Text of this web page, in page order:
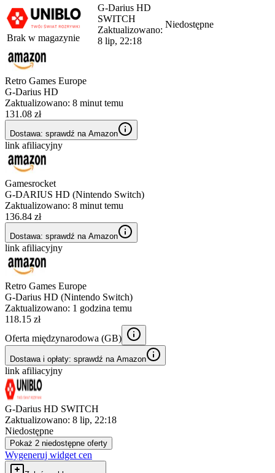
Brak w magazynie
G-Darius HD
SWITCH
Zaktualizowano:
8 lip, 22:18
Niedostępne
Retro Games Europe
G-Darius HD
Zaktualizowano: 8 minut temu
131.08 zł
Dostawa: sprawdź na Amazon
link afiliacyjny
Gamesrocket
G-DARIUS HD (Nintendo Switch)
Zaktualizowano: 8 minut temu
136.84 zł
Dostawa: sprawdź na Amazon
link afiliacyjny
Retro Games Europe
G-Darius HD (Nintendo Switch)
Zaktualizowano: 1 godzina temu
118.15 zł
Oferta międzynarodowa (GB)
Dostawa i opłaty: sprawdź na Amazon
link afiliacyjny
G-Darius HD SWITCH
Zaktualizowano: 8 lip, 22:18
Niedostępne
Pokaż 2 niedostępne oferty
Wygeneruj widget cen